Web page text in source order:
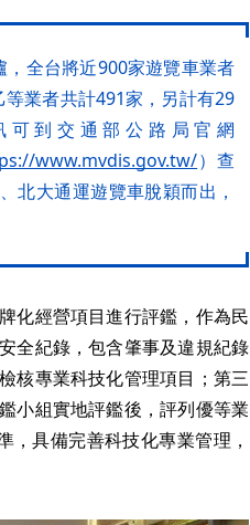
全台將近900家遊覽車業者
業者共計491家，另計有29
到交通部公路局官網
www.mvdis.gov.tw/）查
北大通運遊覽車脫穎而出，
化經營項目進行評鑑，作為民
全紀錄，包含肇事及違規紀錄
核專業科技化管理項目；第三
小組實地評鑑後，評列優等業
具備完善科技化專業管理，